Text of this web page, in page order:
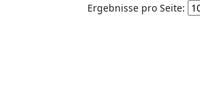
Ergebnisse pro Seite: